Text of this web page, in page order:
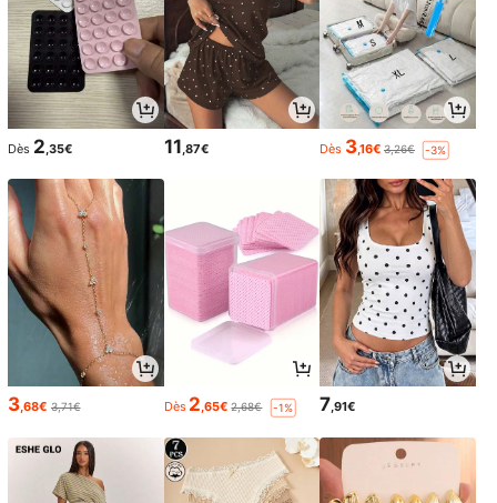
Dès 2,35€ 11,87€ Dès 3,16€ 3,26€ -3%
3,68€ 3,71€ Dès 2,65€ 2,68€ -1% 7,91€